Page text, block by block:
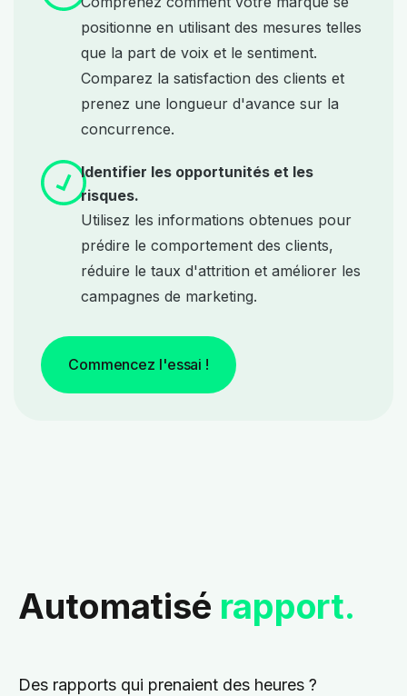
positionne en utilisant des mesures telles
que la part de voix et le sentiment.
Comparez la satisfaction des clients et
prenez une longueur d'avance sur la
concurrence.
Identifier les opportunités et les
risques.
Utilisez les informations obtenues pour
prédire le comportement des clients,
réduire le taux d'attrition et améliorer les
campagnes de marketing.
Commencez l'essai !
Automatisé rapport.
Des rapports qui prenaient des heures ?